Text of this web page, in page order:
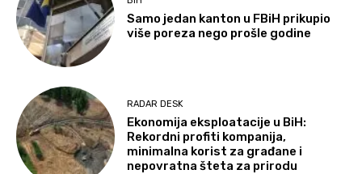
Samo jedan kanton u FBiH prikupio
više poreza nego prošle godine
RADAR DESK
Ekonomija eksploatacije u BiH:
Rekordni profiti kompanija,
minimalna korist za građane i
nepovratna šteta za prirodu